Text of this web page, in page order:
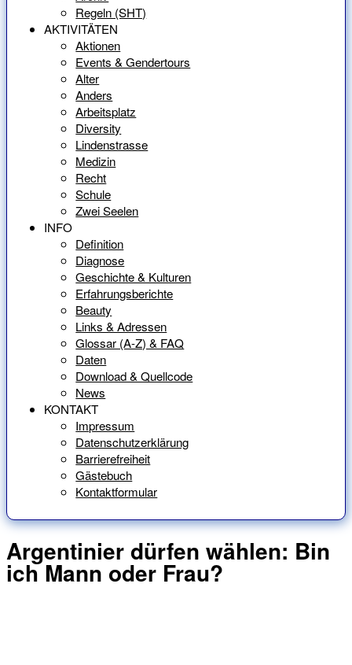
Regeln (SHT)
AKTIVITÄTEN
Aktionen
Events & Gendertours
Alter
Anders
Arbeitsplatz
Diversity
Lindenstrasse
Medizin
Recht
Schule
Zwei Seelen
INFO
Definition
Diagnose
Geschichte & Kulturen
Erfahrungsberichte
Beauty
Links & Adressen
Glossar (A-Z) & FAQ
Daten
Download & Quellcode
News
KONTAKT
Impressum
Datenschutzerklärung
Barrierefreiheit
Gästebuch
Kontaktformular
Argentinier dürfen wählen: Bin
ich Mann oder Frau?